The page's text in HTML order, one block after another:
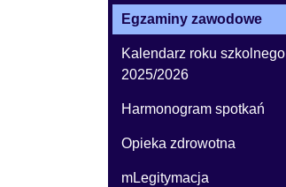
Egzaminy zawodowe
Kalendarz roku szkolnego
2025/2026
Harmonogram spotkań
Opieka zdrowotna
mLegitymacja